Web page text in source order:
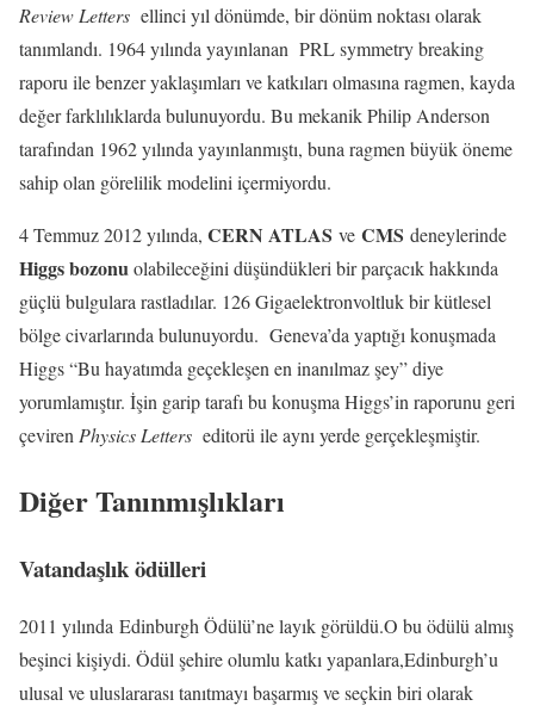
Review Letters ellinci yıl dönümde, bir dönüm noktası olarak
tanımlandı. 1964 yılında yayınlanan PRL symmetry breaking
raporu ile benzer yaklaşımları ve katkıları olmasına ragmen, kayda
değer farklılıklarda bulunuyordu. Bu mekanik Philip Anderson
tarafından 1962 yılında yayınlanmıştı, buna ragmen büyük öneme
sahip olan görelilik modelini içermiyordu.
4 Temmuz 2012 yılında, CERN ATLAS ve CMS deneylerinde
Higgs bozonuolabileceğini düşündükleri bir parçacık hakkında
güçlü bulgulara rastladılar. 126 Gigaelektronvoltluk bir kütlesel
bölge civarlarında bulunuyordu. Geneva’da yaptığı konuşmada
Higgs “Bu hayatımda geçekleşen en inanılmaz şey” diye
yorumlamıştır. İşin garip tarafı bu konuşma Higgs’in raporunu geri
çeviren Physics Letters editorü ile aynı yerde gerçekleşmiştir.
Diğer Tanınmışlıkları
Vatandaşlık ödülleri
2011 yılında Edinburgh Ödülü’ne layık görüldü.O bu ödülü almış
beşinci kişiydi. Ödül şehire olumlu katkı yapanlara,Edinburgh’u
ulusal ve uluslararası tanıtmayı başarmış ve seçkin biri olarak